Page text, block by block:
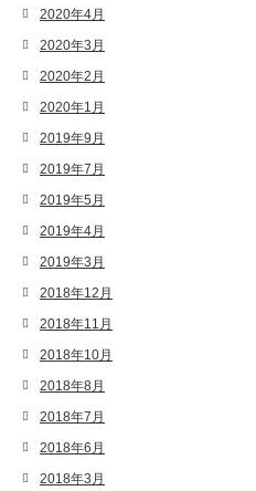
2020年4月
2020年3月
2020年2月
2020年1月
2019年9月
2019年7月
2019年5月
2019年4月
2019年3月
2018年12月
2018年11月
2018年10月
2018年8月
2018年7月
2018年6月
2018年3月